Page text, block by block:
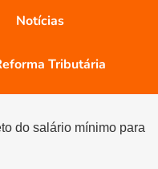
Notícias
Tributária
do salário mínimo para